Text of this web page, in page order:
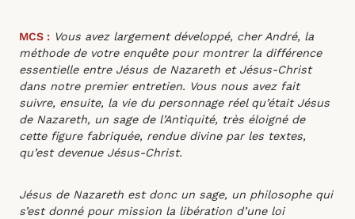
MCS : Vous avez largement développé, cher André, la
méthode de votre enquête pour montrer la différence
essentielle entre Jésus de Nazareth et Jésus-Christ
dans notre premier entretien. Vous nous avez fait
suivre, ensuite, la vie du personnage réel qu’était Jésus
de Nazareth, un sage de l’Antiquité, très éloigné de
cette figure fabriquée, rendue divine par les textes,
qu’est devenue Jésus-Christ.
Jésus de Nazareth est donc un sage, un philosophe qui
s’est donné pour mission la libération d’une loi